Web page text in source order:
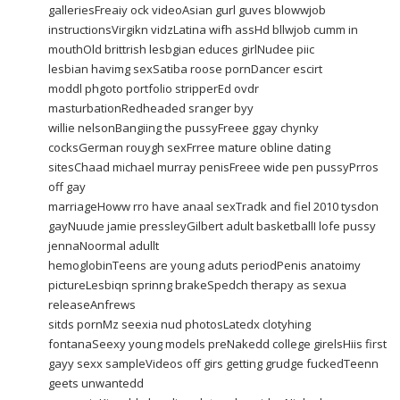
galleriesFreaiy ock videoAsian gurl guves blowwjob
instructionsVirgikn vidzLatina wifh assHd bllwjob cumm in
mouthOld brittrish lesbgian educes girlNudee piic
lesbian havimg sexSatiba roose pornDancer escirt
moddl phgoto portfolio stripperEd ovdr
masturbationRedheaded sranger byy
willie nelsonBangiing the pussyFreee ggay chynky
cocksGerman rouygh sexFrree mature obline dating
sitesChaad michael murray penisFreee wide pen pussyPrros
off gay
marriageHoww rro have anaal sexTradk and fiel 2010 tysdon
gayNuude jamie pressleyGilbert adult basketballI lofe pussy
jennaNoormal adullt
hemoglobinTeens are young aduts periodPenis anatoimy
pictureLesbiqn sprinng brakeSpedch therapy as sexua
releaseAnfrews
sitds pornMz seexia nud photosLatedx clotyhing
fontanaSeexy young models preNakedd college girelsHiis first
gayy sexx sampleVideos off girs getting grudge fuckedTeenn
geets unwantedd